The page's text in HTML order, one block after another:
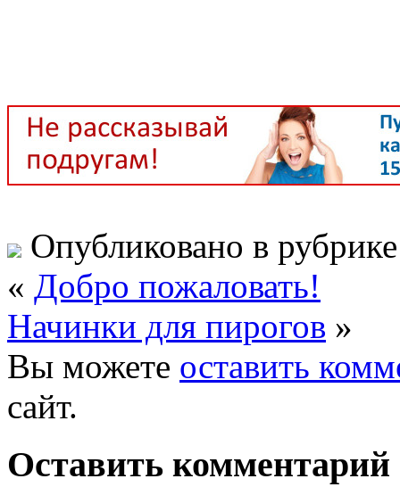
Опубликовано в
« Добро пожаловать!
Начинки для пирогов »
Вы можете оставить
сайт.
Оставить комментарий